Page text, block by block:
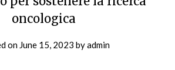
oncologica
on June 15, 2023 byadmin